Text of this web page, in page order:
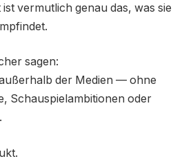
vermutlich genau das, was sie
sagen:
der Medien — ohne
Schauspielambitionen oder